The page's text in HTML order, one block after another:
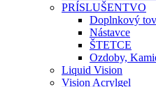
PRÍSLUŠENTVO
Doplnkový
Nástavce
ŠTETCE
Ozdoby,
Liquid Vision
Vision Acrylgel